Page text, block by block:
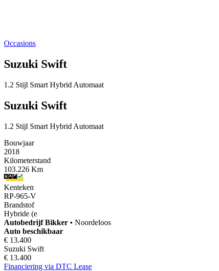
Occasions
Suzuki Swift
1.2 Stijl Smart Hybrid Automaat
Suzuki Swift
1.2 Stijl Smart Hybrid Automaat
Bouwjaar
2018
Kilometerstand
103.226 Km
Kenteken
RP-965-V
Brandstof
Hybride (e
AutobedrijfBikker • Noordeloos
Auto beschikbaar
€ 13.400
Suzuki Swift
€ 13.400
Financiering via DTC Lease